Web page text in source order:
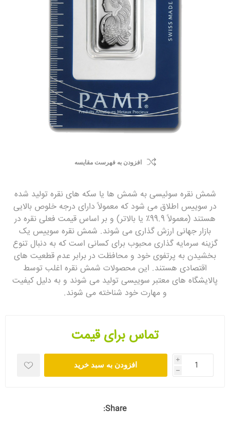
افزودن به فهرست مقایسه
شمش نقره سوئیسی به شمش ها یا سکه های نقره تولید شده
در سوییس اطلاق می شود که معمولاً دارای درجه خلوص بالایی
هستند (معمولاً 99.9٪ یا بالاتر) و بر اساس قیمت فعلی نقره در
بازار جهانی ارزش گذاری می شوند. شمش نقره سوییس یک
گزینه سرمایه گذاری محبوب برای کسانی است که به دنبال تنوع
بخشیدن به پرتفوی خود و محافظت در برابر عدم قطعیت های
اقتصادی هستند. این محصولات شمش نقره اغلب توسط
پالایشگاه های معتبر سوییسی تولید می شوند و به دلیل کیفیت
و مهارت خود شناخته می شوند.
تماس برای قیمت
i
h
افزودن به سبد خرید
Share: